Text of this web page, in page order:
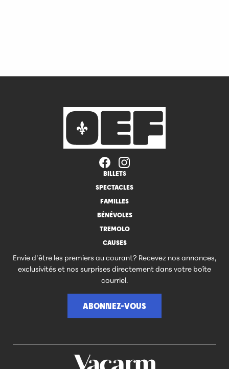
BILLETS
SPECTACLES
FAMILLES
BÉNÉVOLES
TREMOLO
CAUSES
Envie d’être les premiers au courant? Recevez nos annonces,
exclusivités et nos surprises directement dans votre boîte
courriel.
ABONNEZ-VOUS